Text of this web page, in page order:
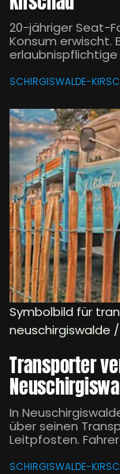
20-jähriger Seat-
Konsum erwischt.
SCHIRGISWALDE-
Symbolbild für
neuschirgiswalde
Transporter
In
über seinen
Leitpfosten.
SCHIRGISWALDE-